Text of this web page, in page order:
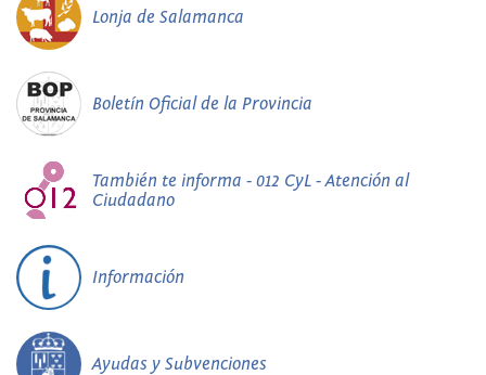
Lonja de Salamanca
Boletín Oficial de la Provincia
También te informa - 012 CyL - Atención al
Ciudadano
Información
Ayudas y Subvenciones